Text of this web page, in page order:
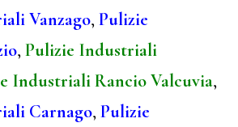
Vanzago,Pulizie
,Pulizie Industriali
Industriali Rancio Valcuvia,
Carnago,Pulizie